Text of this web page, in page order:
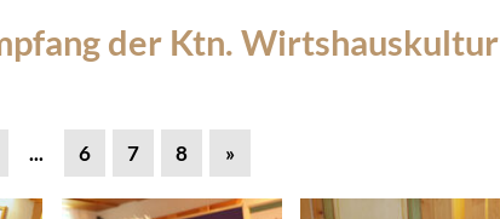
der Ktn. Wirtshauskultur
... 6 7 8 »